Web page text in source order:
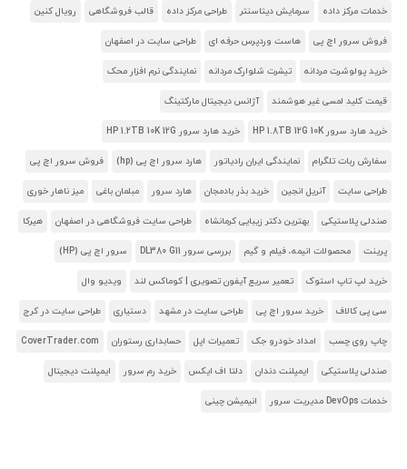
خدمات مرکز داده سرمایش دیتاسنتر طراحی مرکز داده قالب فروشگاهی رویال کنین
فروش سرور اچ پی هاست وردپرس حرفه ای طراحی سایت در اصفهان
خرید پولوشرت مردانه تیشرت شلوارک مردانه نمایندگی نرم افزار محک
قیمت کلید لمسی غیر هوشمند آژانس دیجیتال مارکتینگ
خرید هارد سرور HP 1.8TB 12G 10K خرید هارد سرور HP 1.2TB 10K 12G
سفارش ربات تلگرام نمایندگی ایران رادیاتور هارد سرور اچ پی (hp) فروش سرور اچ پی
طراحی سایت آنریل انجین خرید بذر بادمجان هارد سرور مبلمان باغی میز ناهار خوری
صندلی پلاستیکی بهترین دکتر زیبایی کرمانشاه طراحی سایت فروشگاهی در اصفهان هیرکا
پرینت محصولات انیمه، فیلم و گیم بررسی سرور DL380 G11 سرور اچ پی (HP)
خرید لپ تاپ استوک تعمیر سریع آیفون تصویری | کوماکس لند ویدیو وال
سی پی کالاف خرید سرور اچ پی طراحی سایت در مشهد دستیاری طراحی سایت در کرج
چاپ روی چسب امداد خودرو جک تعمیرات اپل حسابداری رستوران CoverTrader.com
صندلی پلاستیکی ایمپلنت دندان دلتا اف ایکس خرید رم سرور ایمپلنت دیجیتال
خدمات DevOps مدیریت سرور انیمیشن چینی